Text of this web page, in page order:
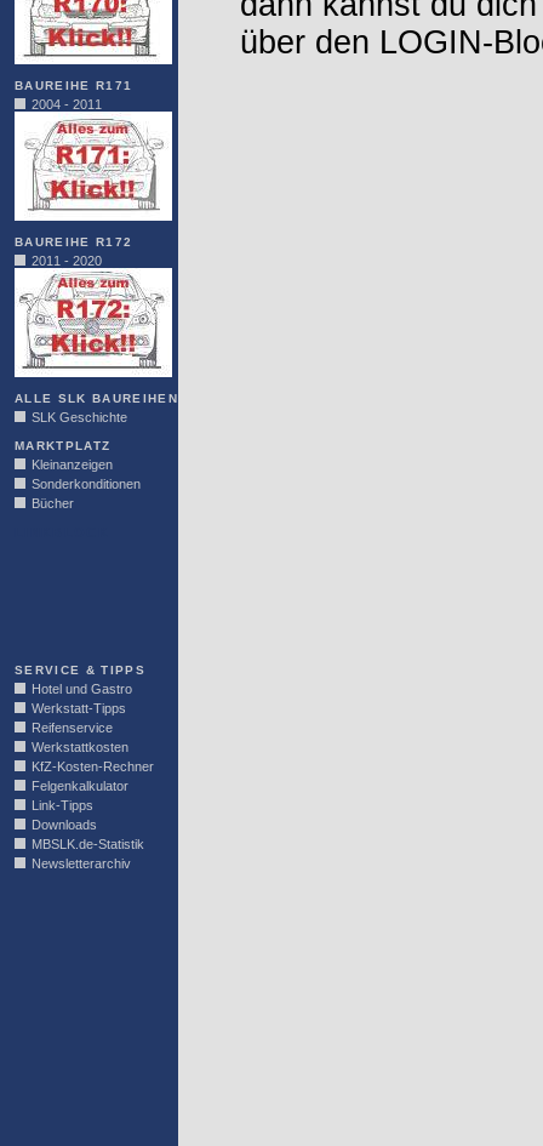
BAUREIHE R171
2004 - 2011
BAUREIHE R172
2011 - 2020
ALLE SLK BAUREIHEN
SLK Geschichte
MARKTPLATZ
Kleinanzeigen
Sonderkonditionen
Bücher
SERVICE & TIPPS
Hotel und Gastro
Werkstatt-Tipps
Reifenservice
Werkstattkosten
KfZ-Kosten-Rechner
Felgenkalkulator
Link-Tipps
Downloads
MBSLK.de-Statistik
Newsletterarchiv
über den LOGIN-